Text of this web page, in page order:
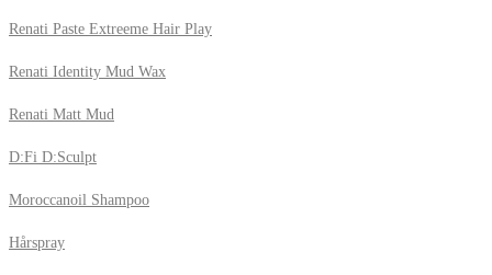
Renati Paste Extreeme Hair Play
Renati Identity Mud Wax
Renati Matt Mud
D:Fi D:Sculpt
Moroccanoil Shampoo
Hårspray